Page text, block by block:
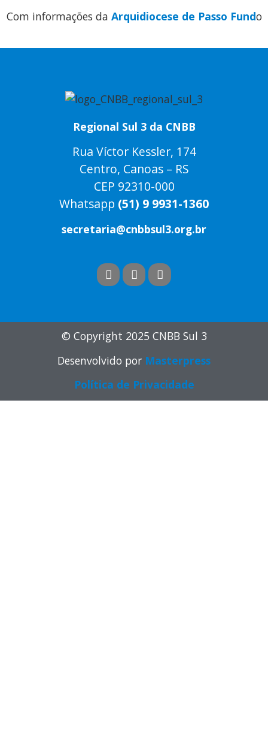
Com informações da Arquidiocese de Passo Fundo
Regional Sul 3 da CNBB
Rua Víctor Kessler, 174
Centro, Canoas – RS
CEP 92310-000
Whatsapp (51) 9 9931-1360
secretaria@cnbbsul3.org.br
© Copyright 2025 CNBB Sul 3
Desenvolvido por Masterpress
Política de Privacidade